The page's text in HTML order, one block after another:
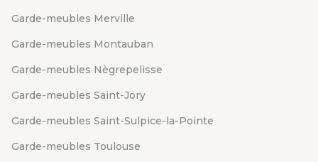
Garde-meubles Merville
Garde-meubles Montauban
Garde-meubles Nègrepelisse
Garde-meubles Saint-Jory
Garde-meubles Saint-Sulpice-la-Pointe
Garde-meubles Toulouse